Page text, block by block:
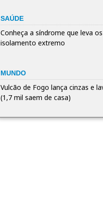
SAÚDE
Conheça a síndrome que leva
isolamento extremo
MUNDO
Vulcão de Fogo lança cinzas e
(1,7 mil saem de casa)